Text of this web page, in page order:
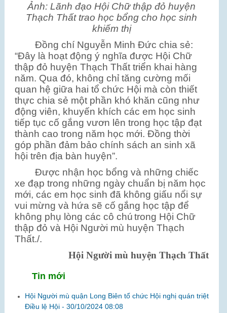
Ảnh: Lãnh đạo Hội Chữ thập đỏ huyện
Thạch Thất trao học bổng cho học sinh
khiếm thị
Đồng chí Nguyễn Minh Đức chia sẻ:
“Đây là hoạt động ý nghĩa được Hội Chữ
thập đỏ huyện Thạch Thất triển khai hàng
năm. Qua đó, không chỉ tăng cường mối
quan hệ giữa hai tổ chức Hội mà còn thiết
thực chia sẻ một phần khó khăn cũng như
động viên, khuyến khích các em học sinh
tiếp tục cố gắng vươn lên trong học tập đạt
thành cao trong năm học mới. Đồng thời
góp phần đảm bảo chính sách an sinh xã
hội trên địa bàn huyện”.
Được nhận học bổng và nhữngchiếc
xe đạp trong những ngày chuẩn bị năm học
mới, các em học sinh đã không giấu nổi sự
vui mừng và hứa sẽ cố gắng học tập để
không phụ lòng các cô chútrong Hội Chữ
thập đỏ và Hội Người mù huyện Thạch
Thất./.
Hội Người mù huyện Thạch Thất
Tin mới
Hội Người mù quận Long Biên tổ chức Hội nghị quán triệt
Điều lệ Hội - 30/10/2024 08:08